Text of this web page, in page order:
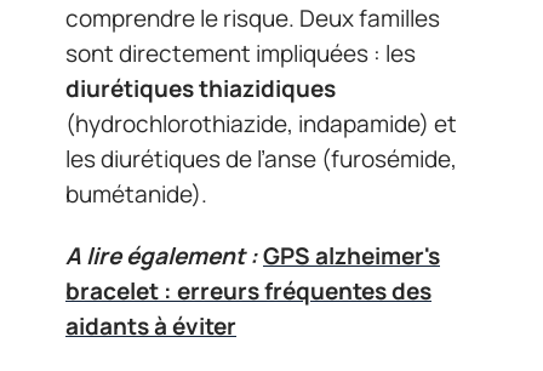
comprendre le risque. Deux familles
sont directement impliquées : les
diurétiques thiazidiques
(hydrochlorothiazide, indapamide) et
les diurétiques de l’anse (furosémide,
bumétanide).
A lire également :GPS alzheimer's
bracelet : erreurs fréquentes des
aidants à éviter